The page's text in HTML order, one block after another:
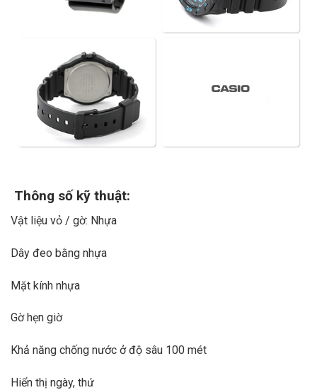
Thông số kỹ thuật:
Vật liệu vỏ / gờ: Nhựa
Dây đeo bằng nhựa
Mặt kính nhựa
Gờ hẹn giờ
Khả năng chống nước ở độ sâu 100 mét
Hiển thị ngày, thứ